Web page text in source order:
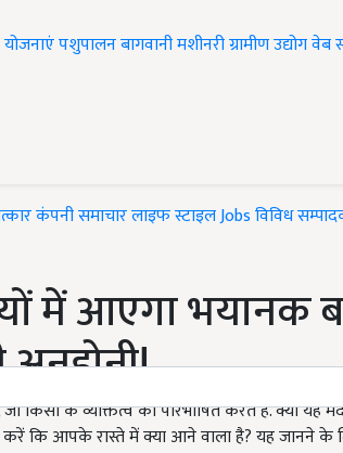
पशुपालनबागवानीमशीनरीग्रामीण उद्योगवेब
कंपनी समाचारलाइफ स्टाइलJobsविविध
में आएगा भयानक
किसी के व्यक्तित्व को परिभाषित करते हैं. क्या यह
कि आपके रास्ते में क्या आने वाला है? यह जानने के